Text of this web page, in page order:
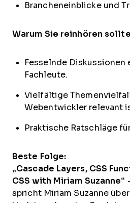
Brancheneinblicke und
Warum Sie reinhören
Fesselnde Diskussionen
Fachleute.
Vielfältige
Webentwickler relevant
Praktische Ratschläge
Beste Folge:
„Cascade Layers, CSS
CSS with Miriam Suzanne“
spricht Miriam Suzanne